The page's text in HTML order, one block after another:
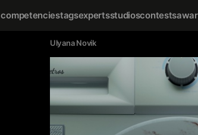
competenciestagsexpertsstudioscontests
Ulyana Novik